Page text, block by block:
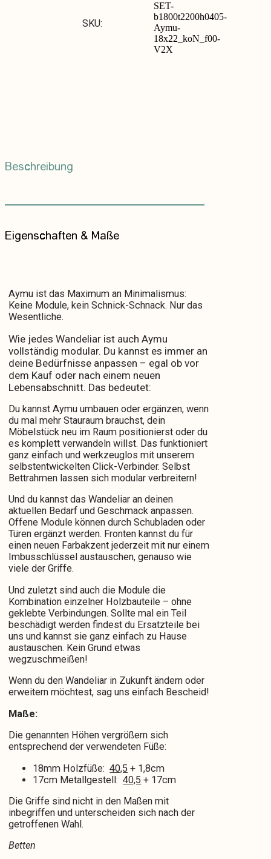
SKU:
SET-
b1800t2200h0405-
Aymu-
18x22_koN_f00-
V2X
Beschreibung
Eigenschaften & Maße
Aymu ist das Maximum an Minimalismus:
Keine Module, kein Schnick-Schnack. Nur das
Wesentliche.
Wie jedes Wandeliar ist auch Aymu
vollständig modular. Du kannst es immer an
deine Bedürfnisse anpassen – egal ob vor
dem Kauf oder nach einem neuen
Lebensabschnitt. Das bedeutet:
Du kannst Aymu umbauen oder ergänzen, wenn
du mal mehr Stauraum brauchst, dein
Möbelstück neu im Raum positionierst oder du
es komplett verwandeln willst. Das funktioniert
ganz einfach und werkzeuglos mit unserem
selbstentwickelten Click-Verbinder. Selbst
Bettrahmen lassen sich modular verbreitern!
Und du kannst das Wandeliar an deinen
aktuellen Bedarf und Geschmack anpassen.
Offene Module können durch Schubladen oder
Türen ergänzt werden. Fronten kannst du für
einen neuen Farbakzent jederzeit mit nur einem
Imbusschlüssel austauschen, genauso wie
viele der Griffe.
Und zuletzt sind auch die Module die
Kombination einzelner Holzbauteile – ohne
geklebte Verbindungen. Sollte mal ein Teil
beschädigt werden findest du Ersatzteile bei
uns und kannst sie ganz einfach zu Hause
austauschen. Kein Grund etwas
wegzuschmeißen!
Wenn du den Wandeliar in Zukunft ändern oder
erweitern möchtest, sag uns einfach Bescheid!
Maße:
Die genannten Höhen vergrößern sich
entsprechend der verwendeten Füße:
18mm Holzfüße:40,5 + 1,8cm
17cm Metallgestell:40,5 + 17cm
Die Griffe sind nicht in den Maßen mit
inbegriffen und unterscheiden sich nach der
getroffenen Wahl.
Betten